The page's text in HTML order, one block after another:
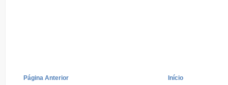
Página Anterior Início